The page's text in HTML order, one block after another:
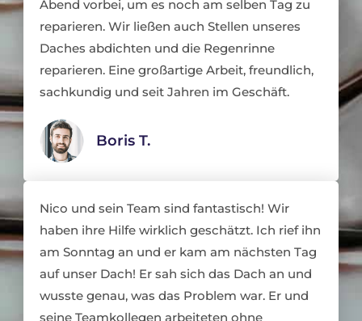
Abend vorbei, um es noch am selben Tag zu
reparieren. Wir ließen auch Stellen unseres
Daches abdichten und die Regenrinne
reparieren. Eine großartige Arbeit, freundlich,
sachkundig und seit Jahren im Geschäft.
Boris T.
Nico und sein Team sind fantastisch! Wir
haben ihre Hilfe wirklich geschätzt. Ich rief ihn
am Sonntag an und er kam am nächsten Tag
auf unser Dach! Er sah sich das Dach an und
wusste genau, was das Problem war. Er und
seine Teamkollegen arbeiteten ohne